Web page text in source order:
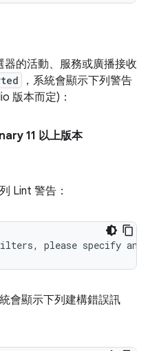
的活動、服務或廣播接收
，系統會顯示下列警告
版本而定)：
11 以上版本
Lint 警告：
會顯示下列建構錯誤訊